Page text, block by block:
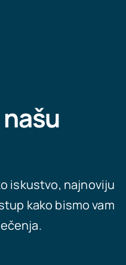
iskustvo, najnoviju
kako bismo vam